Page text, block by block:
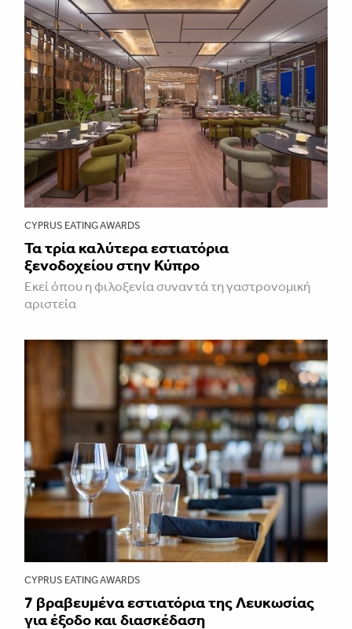
CYPRUS EATING AWARDS
Τα τρία καλύτερα εστιατόρια
ξενοδοχείου στην Κύπρο
Εκεί όπου η φιλοξενία συναντά τη γαστρονομική
αριστεία
CYPRUS EATING AWARDS
7 βραβευμένα εστιατόρια της Λευκωσίας
για έξοδο και διασκέδαση